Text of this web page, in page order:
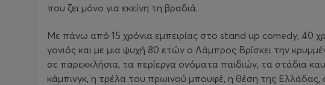
που ζει μόνο για εκείνη τη βραδιά.
Με πάνω από 15 χρόνια εμπειρίας στο stand up comedy, 40
γονιός και με μια ψυχή 80 ετών ο Λάμπρος Βρίσκει την
σε παρεκκλήσια, τα περίεργα ονόματα παιδιών, τα στάδια
κάμπινγκ, η τρέλα του πρωινού μπουφέ, η θέση της Ελλάδας,